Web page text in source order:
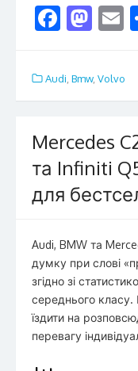
F
e
b
o
k
M
to
d
n
E
l
Audi Bmw, Volvo
Mercedes
та Infiniti
для
Audi, BMW та
думку при слові
згідно зі
середнього
їздити на
перевагу